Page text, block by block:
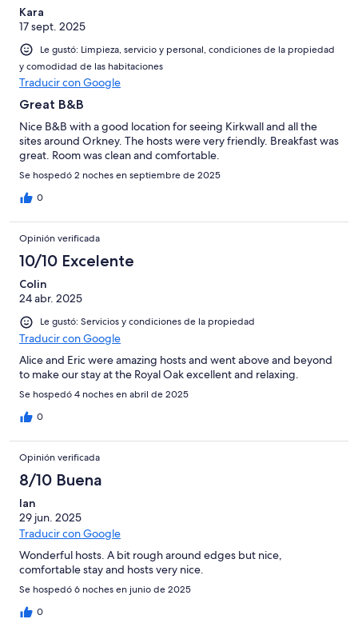
Kara
17 sept. 2025
Le gustó: Limpieza, servicio y personal, condiciones de la propiedad
y comodidad de las habitaciones
Traducir con Google
Great B&B
Nice B&B with a good location for seeing Kirkwall and all the
sites around Orkney. The hosts were very friendly. Breakfast was
great. Room was clean and comfortable.
Se hospedó 2 noches en septiembre de 2025
0
Opinión verificada
10/10 Excelente
Colin
24 abr. 2025
Le gustó: Servicios y condiciones de la propiedad
Traducir con Google
Alice and Eric were amazing hosts and went above and beyond
to make our stay at the Royal Oak excellent and relaxing.
Se hospedó 4 noches en abril de 2025
0
Opinión verificada
8/10 Buena
Ian
29 jun. 2025
Traducir con Google
Wonderful hosts. A bit rough around edges but nice,
comfortable stay and hosts very nice.
Se hospedó 6 noches en junio de 2025
0